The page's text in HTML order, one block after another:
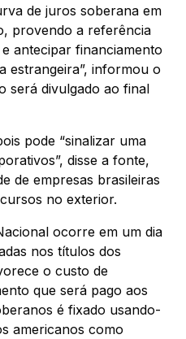
de juros soberana em
provendo a referência
antecipar financiamento
estrangeira”, informou o
será divulgado ao final
pode “sinalizar uma
disse a fonte,
de empresas brasileiras
no exterior.
ocorre em um dia
nos títulos dos
o custo de
que será pago aos
é fixado usando-
americanos como